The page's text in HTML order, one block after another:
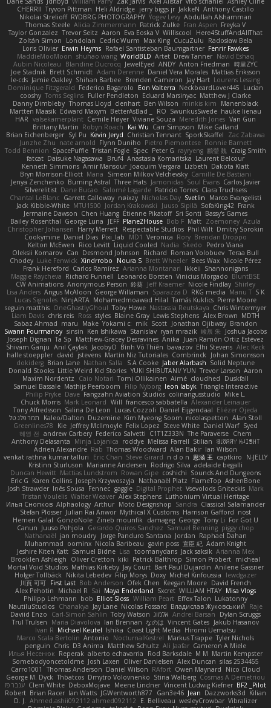
CHERRII Tryvon Pittman Heli Aldridge jerry biggs jr JakkeN Anthony Castillo
Nikolai Strelioff RYDBRG PHOTOGRAPHY Yogev Levy Abdullah Alshammari
Thomas Steele Alicia Zimmermann Patrick Zulke Fran Aspen Freyka V
Taylor Gonzalez Trevor Seitz Aaron Eva Eoska V Williscool
Here4StuffAndAllThat
Zoltán Simon
Londolan Cedric Wurm Max King CucuZulu
Radosław Bela
Loris Olivier Erwin Heyms Rafael Santisteban Baumgartner Fenrir Fawkes
MaddieMooMoon shuhao wang WorldBLD Artet Drew Tanner Navid Eshaq
Aubin Nicoleau
Blandine Ducrocq JewelEyed ANDY Anton Friedman 時里ZYC
Joe Stadnik Brett Schmidt Adam Derenne Daniel Vera Morales Mattias Eriksson
le-cds Jamie Oakley Shihan Barbee Brenden Cameron Jay Hart Lourens Lessing
Dominique Fitzgerald Federico Bagarolo Eon Valterra NeckbeardLover445 Lucian
cooshy Toms Seglins Fuller Pendleton Eduard Marsinyac Matthew J Clarke
Danny Dimbleby Thomas Lloyd clenhart Ben Wilson minkis kim
Manenblack
Martten Maasik Edward Maxym BetterAsBad _ RO SwunkusSwede hauke lienau
HAR valsekamerplant Cemile Høyer Viviane Souza Meredith Jones Van Gun
Brittany Martin Robyn Roach Kai Wu Carr Simpson Mike Galland
Brian Eichenberger Syl Pu Kevin Jeryd Christian Tennant SporkSkaffel
Zac Zabawa
Junzhe Zhu nate arnold Flynn Duniho Pietro Piemontese Ronnie Barnett
Todd Bennion SpacePuffle Tristan Fogle Spec Peter G rayryeng 鸝瑩 魏 Craig Smith
fatcat Daisuke Nagasawa Bruf4 Anastasia Komaritska Laurent Belcour
Kenneth Simmons Amir Mansour Joaquim Vergara Lizbeth Dakota Klatt
Bryn Morrison-Elliott Mana Simeon Milkov Velchevsky Camille De Bastiani
Jenya Zenchenko Burning Astral Three Hats Jamonidas Soul Evans Carlos Javier
Silverelitist Dane Bucao Salomé Lagarde Patricio Torres Clara Truchsess
Chantal LeBlanc Garrett Calloway nøixzy Nicholas Day Svetlin
Marco Evangelisti
Jack Kibble-White MTU1500 Jordan Krakowski Juuso Sipilä SofaKing42 Frank
Jermaine Dawson Chen Huang Étienne Pikatoff Sri Sonti Bassy's Games
Bailey Rosenthal George Luna JEFF Plane2House Bob F Matt Zoemoney Azula
Christopher Johansen Harry Merrett Respectable Studios Phil Wilt Dmitry Sorokin
Cookymine Daniel Dias Pixi_lab MD1 Veronica Rory Brendan Droppo
Kelton McEwen
Rico Levitt Liquid Cooled Nadia Skedo
Pedro Viana
Oleksii Komarov Can Desmond Johnson Richard Roman Volobuev Teraa Bull
Chodey Luke Fenwick Xindrrobo Noura S Brett Wheeler Bees Wax Nicole Pérez
Frank Hereford Carlos Ramírez Arianna Montanari Ikkeii Shannonigans
Maggie Raycheva Richard Funnell Leonardo Borsten Vinicius Morgado BluntBSE
CW Animations Anonymous Person 鈴葵 Jeff Kraemer Nicole Findlay Shirley
Lisa Anders Angus McAloon George Willaman Sparazza D RKG media Manu T S K
Lucas Signoles NinjARTA Mohamedmoawad Hilal Tamás Kuklics Pierre Moore
seguin matthis OneGhastlyGhoul Toby Howe Nastassia Reutskaya Chris Wintermyer
Liam Davis chris reis Ross styles Blaine Gray Lewis Stephens Alex Brown MDTH
Sabaz Ahmad maru Make Yokami c: mik Scott Jonathan Ojibway Brandon
Swann Fourmanoy sinsin Ken Ishikawa Stanislav ryan mrazik 峻辰 朱
Joshua Jacobs
Joseph Dignan Ta Sp Matthew-Gracey Desravines Anika Juan Ramón Ortiz Estévez
Shivam Ganju Anıl Çaylak JacobyO Bình Võ Thiên bavazov Elhi Stevens Alec Keck
halle stoeppler david jstevens Martín Niz Tutoriales Combrinck Johan Simonsson
dokiderg Brian Lane Nathan Salla S A Cooke Jaber Alarbash Solid Neptune
Donald Stooks Little Weird Kid Stories YUKI SHIBUTANI/ YUN Trevor Larson Aaron
Maxim Nordentz
Caio Notari Tomi Ollikainen Aimé cloudhed
Duskfall
Samuel Bassale Mathijs Peerboom Filip Nyborg leon labyk Triangle Interactive
Philip Pryke Dave Fangzahn Aviation Studios colinangusstudio Mike L.
Chuck Morris Mark Leonard Will francesco sabbatella Alexander Leinauer
Tony Alfredsson Salina De Leon Lucas Cozzoli Daniel Eijgendaal Eliézer Ojeda
תמר פלג טל
Kaleo/Dalton Duzemine Kim Myeong Soom nicolaspetton Alan Stoll
Greenlines78
Kie Jeffrey McIlmoyle Felix Lopez Steve White Daniel Warf Syed
혜영 전 andrew Carbery Federico Salvetti C1T1Z333N The Paraverse Chem
Anthony Delasanta
Minja Lojanica roddye Melissa Farrell Stilian ꌃ꒒ꀎꋪꋪꌩ ꀘꈤꀤꁅꃅ꓄
Adrien Alexandre Rab Thomas Woodward Alan Bakir Ian Wilson
venkat rathna kumar talluri
Eric Chan Steve Girard n d o n 思涵 王 captkiro
N-JELLY
Kristinn Sturluson Marianne Andersen Rodrigo Silva adelaide begalli
Duncan Hewitt Mattias Lundstrom Rowan Gipe coshichi Sounds And Dungeons
Eric G Karen Collins Joseph Krzywoszyja Nathanaël Platz FlameTop AshenBone
Josh Strawder Inês Sousa Fennec gaggle Digital Prophet Vsevolods Gniteckis Mark
Tristan Voulelis Walter Weaver Alex Stephens Luthonium Virtual Heritage
Илья Снопков Alphaology Arthur Moto Designshop Sandra Classical Salamander
Stefan Plösser Julian Rai Anwor Mythical X Customs Harrison Gafford nost
Hemen Galal GonzoNole Zineb mounfik damageg George Tony Li For Got U
Canun Juuso Pohjola Gerardo Quiros Sanchez Samuel Benning piggy chop
Nathanaël jan moudry Jorge Panduro Santana Jordan Raphael Dahan
Muhammad oominx Nicola Baribeau gavin poss 宣臣 紀 Adam Knight
Jeshire Kiten Katt Samuel Bidne Lisa toomanydans Jack saksik Arianna Mex
Brooklen Ashleigh
Oliver Cretton kiki Patrick Balthrop Simon Probert micheal
Mortal Void Studios Mathias Kirkeby Jay Court Bart Paul Dujardin Anilene Gassner
Holger Tollbäck Nikita Lebedev Filip Morys Doxy Michel Kinfoussia
lewdgazer
川頁 可可 First Last Bob Anderson Ofek Chen Keegan Moore David French
Alex Pehotin
Michael R Sai Maya Enderland Sxcret WILLIAM HTAY Misa Vlogs
Philipp Lehmann bob Elliot Sloss William Peart Effex Talon Lukatonny
NautiluStudios Chanakya Jay Lane Nicolas Fossard Владислав Жуковський
Raje
Daviid Enzo
Carl-Simon Sahlin Toby Watson אלמוג Andrei Barsan
Dylan Scruggs
Trul Trulsen
Maria Diavolova Ian Brennan なのは Vincent Gates Jakub Hasanov
Ivan R Michael Keutel Ishika Coast Light Media Hiromi Uematsu
Marco Scala Bertolin Antonio NocturnalKestrel Markus Trappe Tyler Nichols
penguin Chris D3 Anima Matthew Schultz Ali Jaafar Cameron A Miele
Илья Несенюк Reperak alberto echavarria Rod Barksdale M M Martin Kempster
Somebodyoncetoldme Josh Laxen Oliver Danielsen Alex Duncan silas 2534455
Carro1001
Thomas Anderson Daniel Wilson RAfort Owen Maynard
Nico Cloud
George M. Dyck Thbatcos Dmytro Volovnenko Stina Walberg Cosmas A Demetriou
ענבר פז Clem White DeboxMojave Meene Lindner Vincent Ludwig Kiefner BF2 _Pilot
Robert Brian Racer Ian Watts JGWentworth877 Gan3e46 Jean Dazzworks3d Kilian
D. J. Ahmed.ashii092112 ahmed092112 E. Belliveau wesleyCrowbar Vibralizer